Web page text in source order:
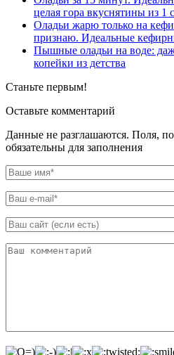
целая гора вкуснятины из 1
Оладьи жарю только на
признаю. Идеальные
Пышные оладьи на воде:
копейки из детства
Станьте первым!
Оставьте комментарий
Данные не разглашаются. Поля,
обязательны для заполнения